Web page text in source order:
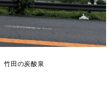
竹田の炭酸泉